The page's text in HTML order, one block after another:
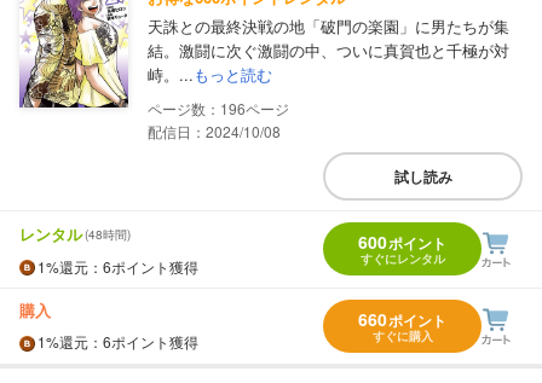
天誅との最終決戦の地「破門の楽園」に男たちが集
結。激闘に次ぐ激闘の中、ついに真賀也と千極が対
峙。...もっと読む
196
配信日：2024/10/08
試し読み
レンタル(48時間)
1%還元 ：6ポイント獲得
600ポイント
すぐにレンタル
購入
1%還元 ：6ポイント獲得
660ポイント
すぐに購入